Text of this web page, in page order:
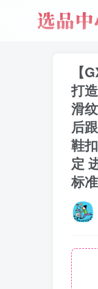
【
打
滑
后
鞋
定
标